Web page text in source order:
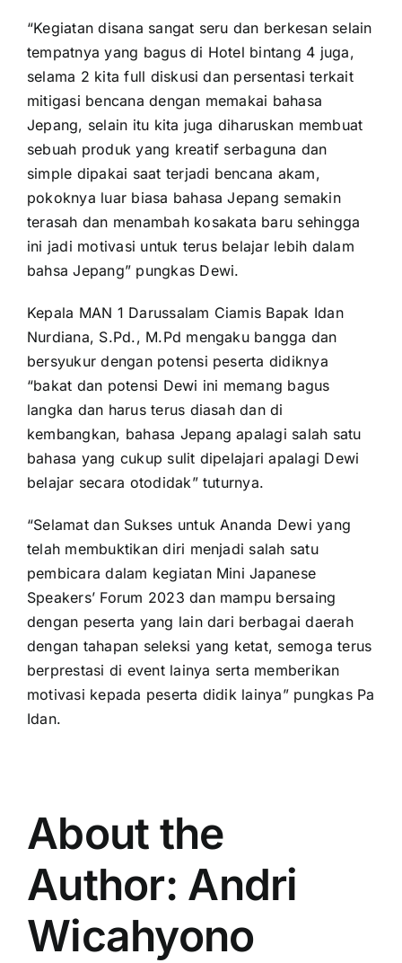
“Kegiatan disana sangat seru dan berkesan selain
tempatnya yang bagus di Hotel bintang 4 juga,
selama 2 kita full diskusi dan persentasi terkait
mitigasi bencana dengan memakai bahasa
Jepang, selain itu kita juga diharuskan membuat
sebuah produk yang kreatif serbaguna dan
simple dipakai saat terjadi bencana akam,
pokoknya luar biasa bahasa Jepang semakin
terasah dan menambah kosakata baru sehingga
ini jadi motivasi untuk terus belajar lebih dalam
bahsa Jepang” pungkas Dewi.
Kepala MAN 1 Darussalam Ciamis Bapak Idan
Nurdiana, S.Pd., M.Pd mengaku bangga dan
bersyukur dengan potensi peserta didiknya
“bakat dan potensi Dewi ini memang bagus
langka dan harus terus diasah dan di
kembangkan, bahasa Jepang apalagi salah satu
bahasa yang cukup sulit dipelajari apalagi Dewi
belajar secara otodidak” tuturnya.
“Selamat dan Sukses untuk Ananda Dewi yang
telah membuktikan diri menjadi salah satu
pembicara dalam kegiatan Mini Japanese
Speakers’ Forum 2023 dan mampu bersaing
dengan peserta yang lain dari berbagai daerah
dengan tahapan seleksi yang ketat, semoga terus
berprestasi di event lainya serta memberikan
motivasi kepada peserta didik lainya” pungkas Pa
Idan.
About the
Author: Andri
Wicahyono